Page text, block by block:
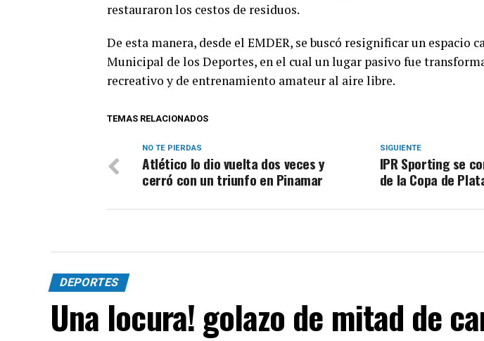
restauraron los cestos de residuos.
De esta manera, desde el EMDER, se buscó resignificar un espacio
Municipal de los Deportes, en el cual un lugar pasivo fue
recreativo y de entrenamiento amateur al aire libre.
TEMAS RELACIONADOS
SIGUIENTE
IPR Sporting se
de la Copa de
NO TE PIERDAS
Atlético lo dio vuelta dos veces y
cerró con un triunfo en Pinamar
DEPORTES
Una locura! golazo de mitad de